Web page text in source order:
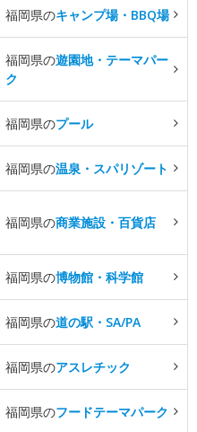
福岡県のキャンプ場・BBQ場
福岡県の遊園地・テーマパー
ク
福岡県のプール
福岡県の温泉・スパリゾート
福岡県の商業施設・百貨店
福岡県の博物館・科学館
福岡県の道の駅・SA/PA
福岡県のアスレチック
福岡県のフードテーマパーク